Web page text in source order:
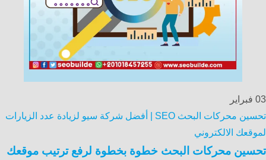
03 فبراير
تحسين محركات البحث SEO | أفضل شركة سيو لزيادة عدد الزيارات
لموقعك الالكتروني
تحسين محركات البحث خطوة بخطوة لرفع ترتيب موقعك